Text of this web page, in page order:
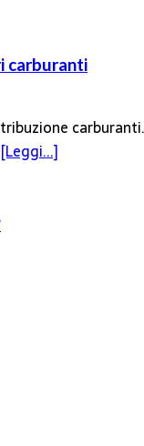
carburanti
[Leggi...]